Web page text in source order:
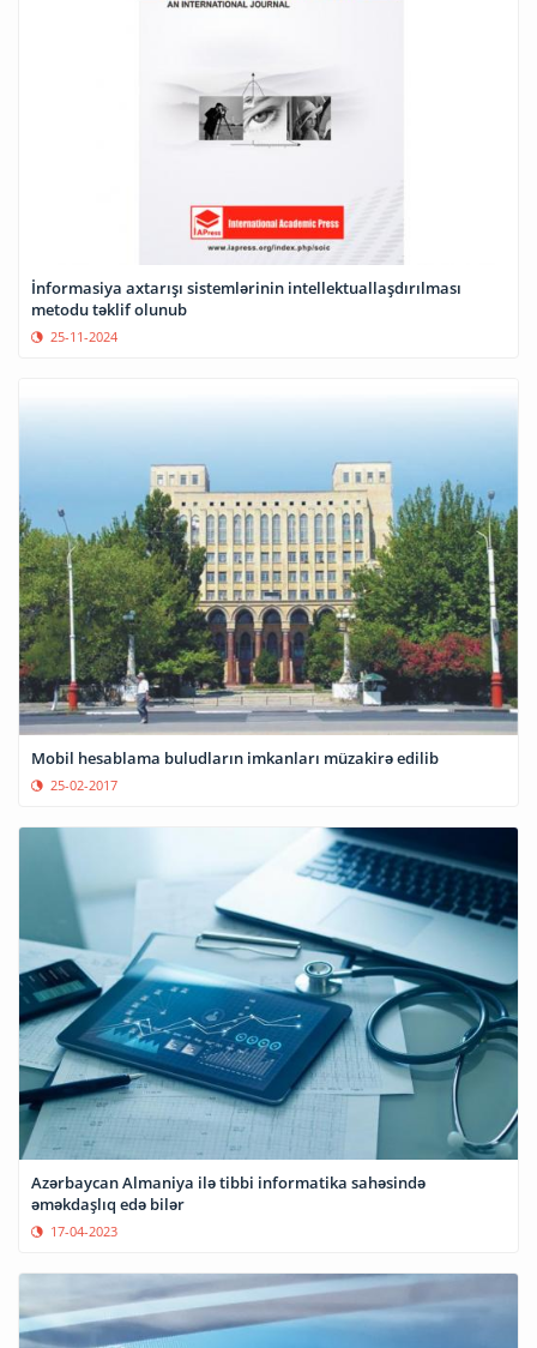
İnformasiya axtarışı sistemlərinin intellektuallaşdırılması
metodu təklif olunub
25-11-2024
Mobil hesablama buludların imkanları müzakirə edilib
25-02-2017
Azərbaycan Almaniya ilə tibbi informatika sahəsində
əməkdaşlıq edə bilər
17-04-2023